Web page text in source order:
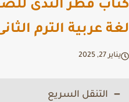
قطر الندى للصف
عربية الترم الثانى 2026
27, 2025
التنقل السريع